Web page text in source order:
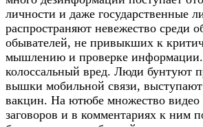
личности и даже государственные
распространяют невежество среди
обывателей, не привыкших к
мышлению и проверке информации.
колоссальный вред. Люди бунтуют
вышки мобильной связи,
вакцин. На ютюбе множество видео
заговоров и в комментариях к ним